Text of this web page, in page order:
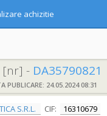
achizitie
[nr] - DA35790821
PUBLICARE: 24.05.2024 08:31
S.R.L. CIF:
16310679